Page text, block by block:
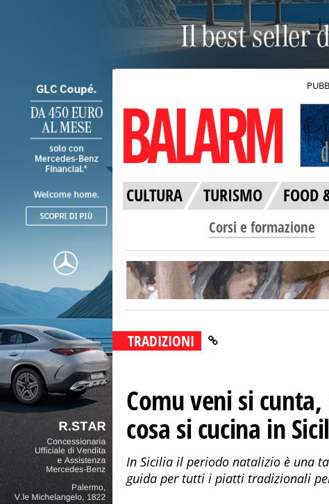
CULTURA TURISMO FOOD
Corsi e formazione
TRADIZIONI
Comu veni si
cosa si cucina in
In Sicilia il periodo natalizio è una
guida per tutti i piatti tradizionali